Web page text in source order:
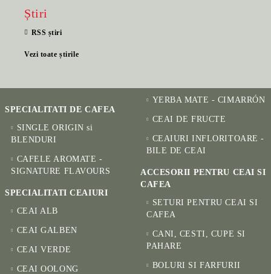
Știri
RSS știri
Vezi toate știrile
SPECIALITATI DE CAFEA
SINGLE ORIGIN si
BLENDURI
CAFELE AROMATE -
SIGNATURE FLAVOURS
SPECIALITATI CEAIURI
CEAI ALB
CEAI GALBEN
CEAI VERDE
CEAI OOLONG
YERBA MATE - CIMARRÓN
CEAI DE FRUCTE
CEAIURI INFLORITOARE -
BILE DE CEAI
ACCESORII PENTRU CEAI SI
CAFEA
SETURI PENTRU CEAI SI
CAFEA
CANI, CESTI, CUPE SI
PAHARE
BOLURI SI FARFURII